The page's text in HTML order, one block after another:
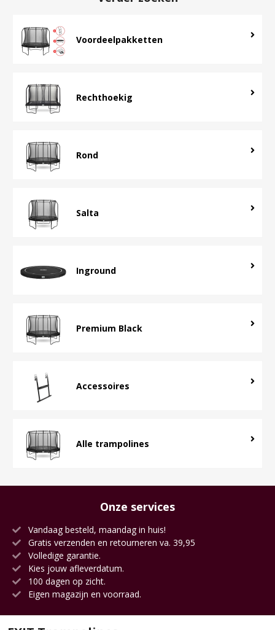
Voordeelpakketten
Rechthoekig
Rond
Salta
Inground
Premium Black
Accessoires
Alle trampolines
Onze services
Vandaag besteld, maandag in huis!
Gratis verzenden en retourneren va. 39,95
Volledige garantie.
Kies jouw afleverdatum.
100 dagen op zicht.
Eigen magazijn en voorraad.